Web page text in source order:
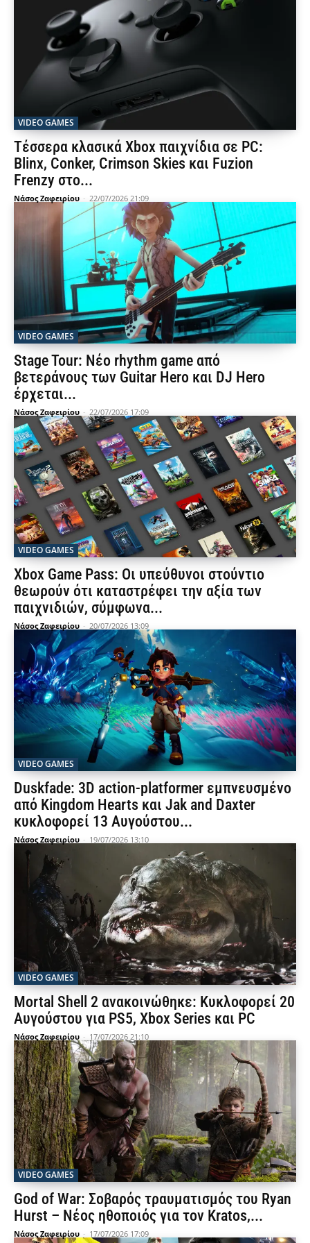
VIDEO GAMES
Τέσσερα κλασικά Xbox παιχνίδια σε PC:
Blinx, Conker, Crimson Skies και Fuzion
Frenzy στο...
Νάσος Ζαφειρίου - 22/07/2026 21:09
VIDEO GAMES
Stage Tour: Νέο rhythm game από
βετεράνους των Guitar Hero και DJ Hero
έρχεται...
Νάσος Ζαφειρίου - 22/07/2026 17:09
VIDEO GAMES
Xbox Game Pass: Οι υπεύθυνοι στούντιο
θεωρούν ότι καταστρέφει την αξία των
παιχνιδιών, σύμφωνα...
Νάσος Ζαφειρίου - 20/07/2026 13:09
VIDEO GAMES
Duskfade: 3D action-platformer εμπνευσμένο
από Kingdom Hearts και Jak and Daxter
κυκλοφορεί 13 Αυγούστου...
Νάσος Ζαφειρίου - 19/07/2026 13:10
VIDEO GAMES
Mortal Shell 2 ανακοινώθηκε: Κυκλοφορεί 20
Αυγούστου για PS5, Xbox Series και PC
Νάσος Ζαφειρίου - 17/07/2026 21:10
VIDEO GAMES
God of War: Σοβαρός τραυματισμός του Ryan
Hurst – Νέος ηθοποιός για τον Kratos,...
Νάσος Ζαφειρίου - 17/07/2026 17:09